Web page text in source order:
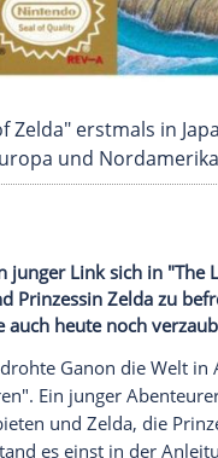
of Zelda"
Europa und